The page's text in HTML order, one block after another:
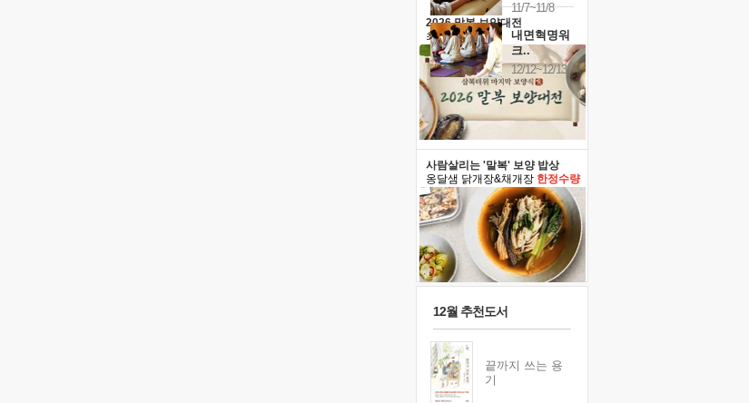
11/7~11/8
내면혁명워
크..
12/12~12/13
2026 말복 보양대전
최대74%할인
사람살리는 '말복' 보양 밥상
옹달샘 닭개장&채개장 한정수량
12월 추천도서
끝까지 쓰는 용
기